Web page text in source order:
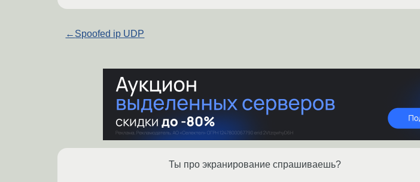
← Spoofed ip UDP
Ты про экранирование спрашиваешь?